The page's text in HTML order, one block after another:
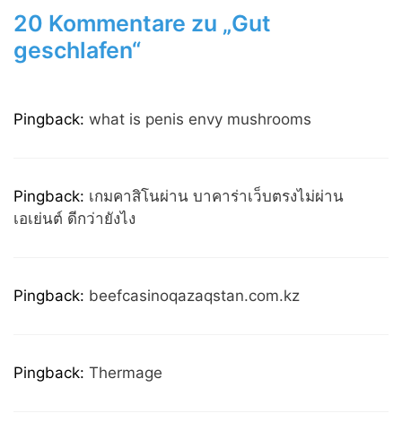
20 Kommentare zu „Gut
geschlafen“
Pingback: what is penis envy mushrooms
Pingback: เกมคาสิโนผ่าน บาคาร่าเว็บตรงไม่ผ่าน
เอเย่นต์ ดีกว่ายังไง
Pingback: beefcasinoqazaqstan.com.kz
Pingback: Thermage